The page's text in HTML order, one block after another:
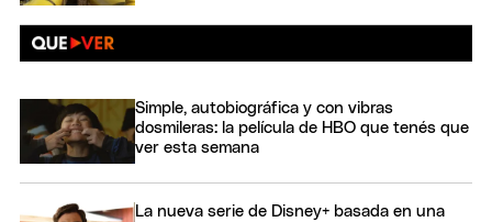
Simple, autobiográfica y con vibras
dosmileras: la película de HBO que tenés que
ver esta semana
La nueva serie de Disney+ basada en una